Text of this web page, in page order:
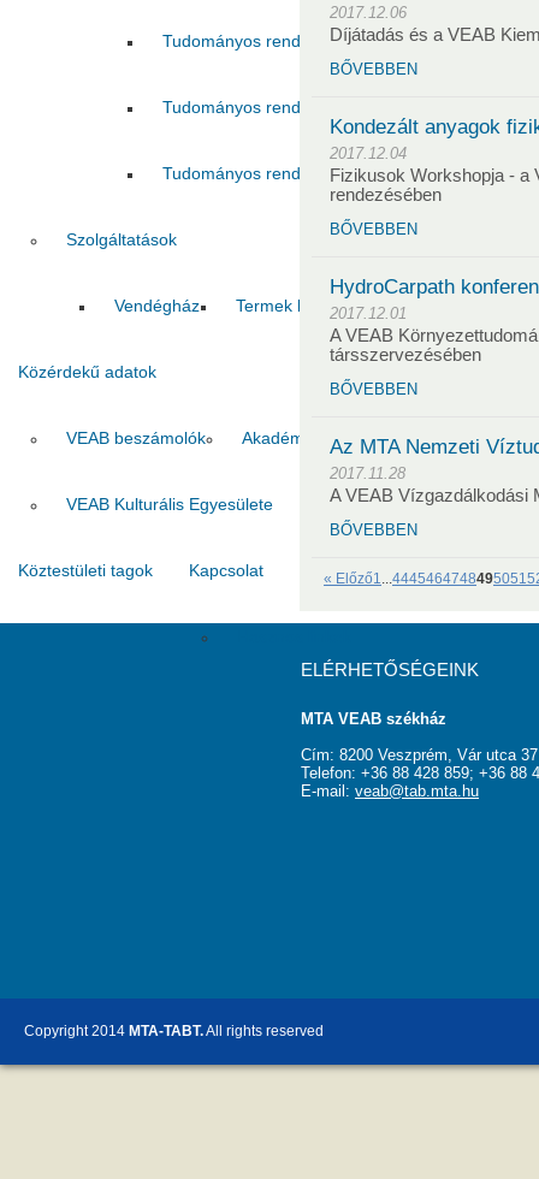
Tudományos rendezvények támogatása 2021
Tudományos rendezvények támogatása 2024
Tudományos rendezvények támogatása 2026
Szolgáltatások
Vendégház Termek bérbeadása
Közérdekű adatok
VEAB beszámolók Akadémiai szabályozások VEAB
VEAB Kulturális Egyesülete
Köztestületi tagok Kapcsolat
2017.12.06
Díjátadás és a VEAB
BŐVEBBEN
Kondezált anyagok
2017.12.04
Fizikusok Workshopja - a
rendezésében
BŐVEBBEN
HydroCarpath
2017.12.01
A VEAB
társszervezésében
BŐVEBBEN
Az MTA Nemzeti
2017.11.28
A VEAB Vízgazdálkodási
BŐVEBBEN
« Előző1...4445464748495051
ELÉRHETŐSÉGEINK
MTA VEAB székház
Cím: 8200 Veszprém, Vár utca
Telefon: +36 88 428 859; +36 88
E-mail: veab@tab.mta.hu
Copyright 2014 MTA-TABT.All rights reserved